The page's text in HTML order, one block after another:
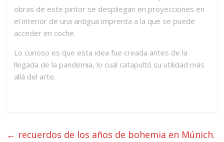
obras de este pintor se despliegan en proyecciones en
el interior de una antigua imprenta a la que se puede
acceder en coche.
Lo curioso es que esta idea fue creada antes de la
llegada de la pandemia, lo cual catapultó su utilidad más
allá del arte.
← recuerdos de los años de bohemia en Múnich.